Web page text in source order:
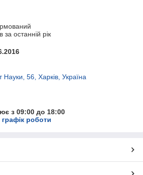
за останній рік
Науки, 56, Харків, Україна
з 09:00 до 18:00
роботи